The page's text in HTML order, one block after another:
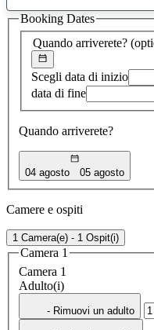
Quando arriverete?
Scegli data di inizio
data di fine
Quando arriverete?
04 agosto 05 agosto
Booking Dates
Camere e ospiti
1 Camera(e) - 1 Ospit(i)
Camera 1
Camera 1
Adulto(i)
- Rimuovi un adulto